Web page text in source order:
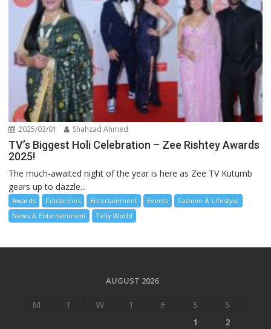
2025/03/01 Shahzad Ahmed
TV’s Biggest Holi Celebration – Zee Rishtey Awards
2025!
The much-awaited night of the year is here as Zee TV Kutumb
gears up to dazzle...
Awards Celebrities Entertainment Events
Fashion & Lifestyle
News & Entertainment
Telly World
AUGUST 2026
M T W T F S
S
1
2